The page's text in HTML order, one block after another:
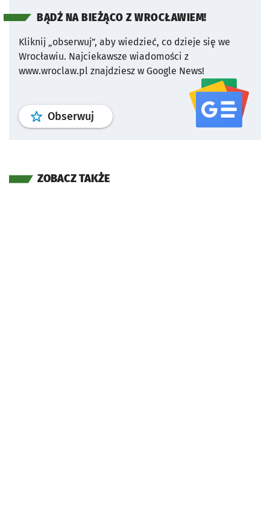
BĄDŹ NA BIEŻĄCO Z WROCŁAWIEM!
Kliknij „obserwuj”, aby wiedzieć, co dzieje się we
Wrocławiu. Najciekawsze wiadomości z
www.wroclaw.pl znajdziesz w Google News!
Obserwuj profil serwisu
ZOBACZ TAKŻE